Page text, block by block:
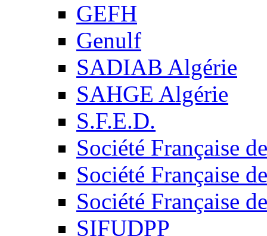
GEFH
Genulf
SADIAB Algérie
SAHGE Algérie
S.F.E.D.
Société Française
Société Française
Société Française
SIFUDPP